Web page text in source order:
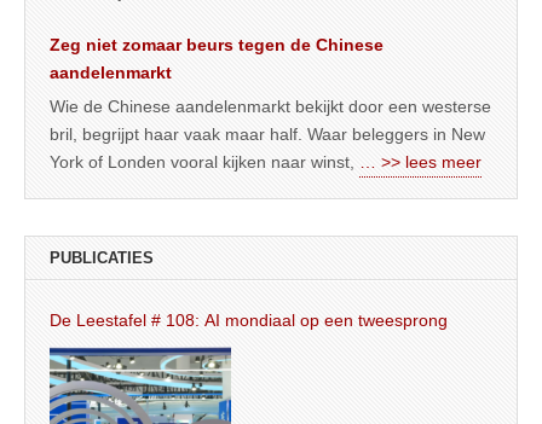
Zeg niet zomaar beurs tegen de Chinese
aandelenmarkt
Wie de Chinese aandelenmarkt bekijkt door een westerse
bril, begrijpt haar vaak maar half. Waar beleggers in New
York of Londen vooral kijken naar winst, … >> lees meer
PUBLICATIES
De Leestafel # 108: AI mondiaal op een tweesprong